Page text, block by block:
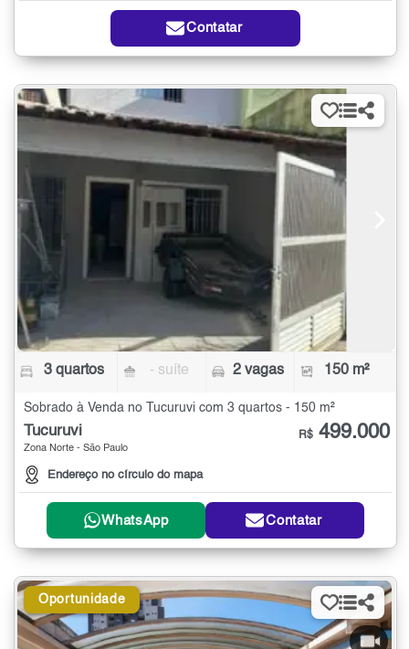
Contatar
3 quartos - suíte 2 vagas 150 m²
Sobrado à Venda no Tucuruvi com 3 quartos - 150 m²
Tucuruvi
Zona Norte - São Paulo
Endereço no círculo do mapa
R$ 499.000
WhatsApp Contatar
Oportunidade